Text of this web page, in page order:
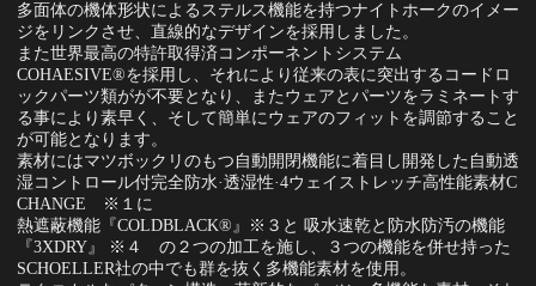
多面体の機体形状によるステルス機能を持つナイトホークのイメー
ジをリンクさせ、直線的なデザインを採用しました。
また世界最高の特許取得済コンポーネントシステム
COHAESIVE®を採用し、それにより従来の表に突出するコードロ
ックパーツ類がが不要となり、またウェアとパーツをラミネートす
る事により素早く、そして簡単にウェアのフィットを調節すること
が可能となります。
素材にはマツボックリのもつ自動開閉機能に着目し開発した自動透
湿コントロール付完全防水·透湿性·4ウェイストレッチ高性能素材C
CHANGE ※１に
熱遮蔽機能『COLDBLACK®』※３と 吸水速乾と防水防汚の機能
『3XDRY』 ※４ の２つの加工を施し、３つの機能を併せ持った
SCHOELLER社の中でも群を抜く多機能素材を使用。